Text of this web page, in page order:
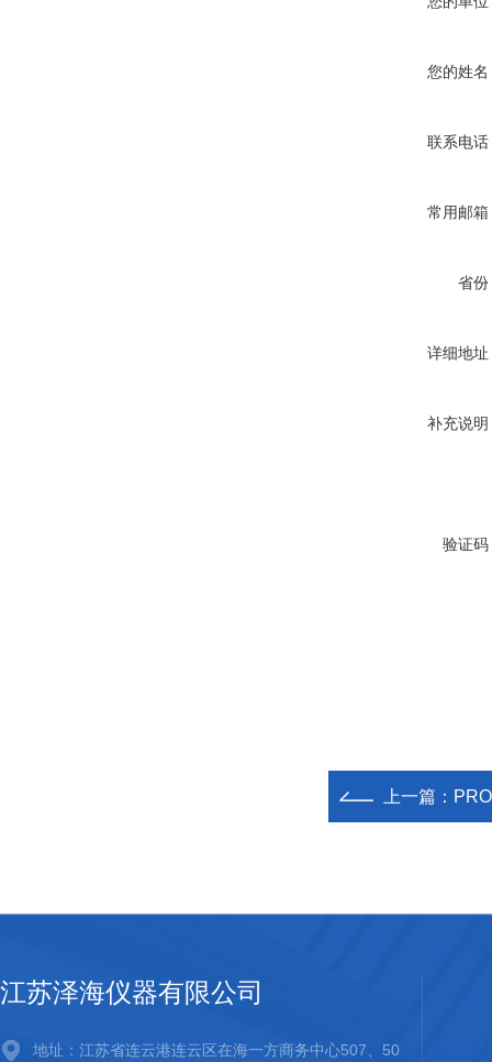
您的姓名
联系电话
常用邮箱
省份
详细地址
补充说明
验证码
上一篇：
江苏泽海仪器有限公司
地址：江苏省连云港连云区在海一方商务中心507、50